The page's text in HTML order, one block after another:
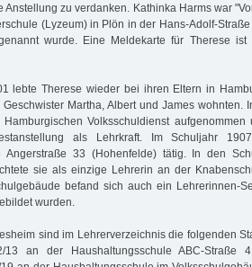
Anstellung zu verdanken. Kathinka Harms war
(Lyzeum) in Plön in der Hans-Adolf-
wurde. Eine Meldekarte für Therese
lebte Therese wieder bei ihren Eltern in
Martha, Albert und James wohnten.
Volksschuldienst
als Lehrkraft. Im Schuljahr
Angerstraße 33 (Hohenfelde) tätig. In den
sie als einzige Lehrerin an der
befand sich auch ein Lehrerinnen-
wurden.
sind im Lehrerverzeichnis die folgenden
13 an der Haushaltungsschule ABC-Straße